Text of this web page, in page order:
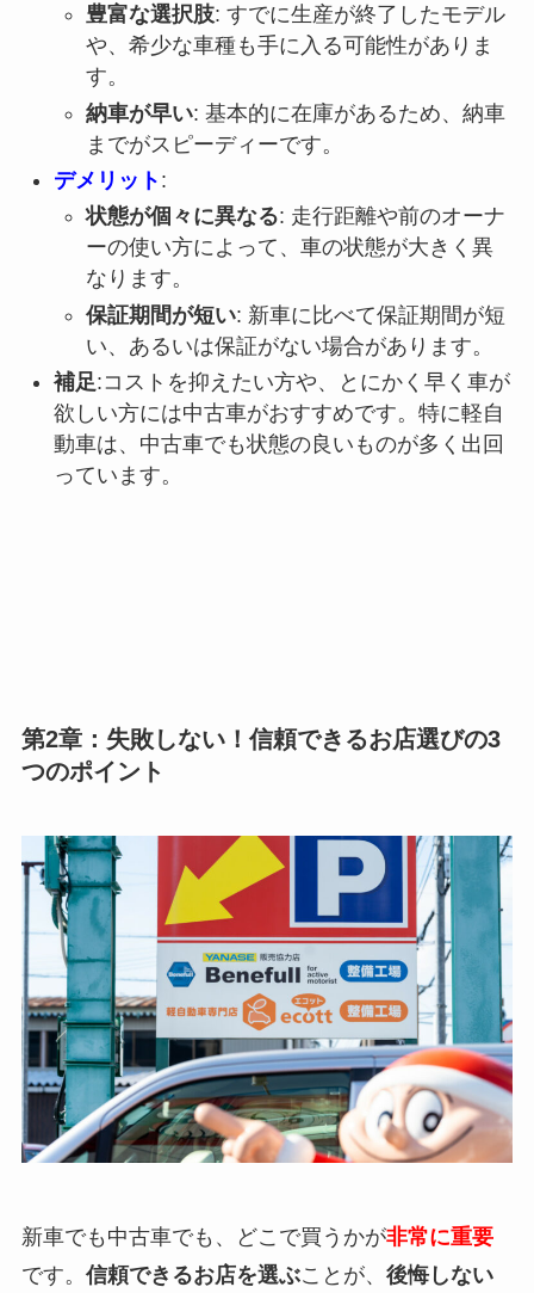
豊富な選択肢: すでに生産が終了したモデル
や、希少な車種も手に入る可能性がありま
す。
納車が早い: 基本的に在庫があるため、納車
までがスピーディーです。
デメリット :
状態が個々に異なる: 走行距離や前のオーナ
ーの使い方によって、車の状態が大きく異
なります。
保証期間が短い: 新車に比べて保証期間が短
い、あるいは保証がない場合があります。
補足:コストを抑えたい方や、とにかく早く車が
欲しい方には中古車がおすすめです。特に軽自
動車は、中古車でも状態の良いものが多く出回
っています。
第2章：失敗しない！信頼できるお店選びの3
つのポイント
新車でも中古車でも、どこで買うかが非常に重要
です。 信頼できるお店を選ぶことが、 後悔しない